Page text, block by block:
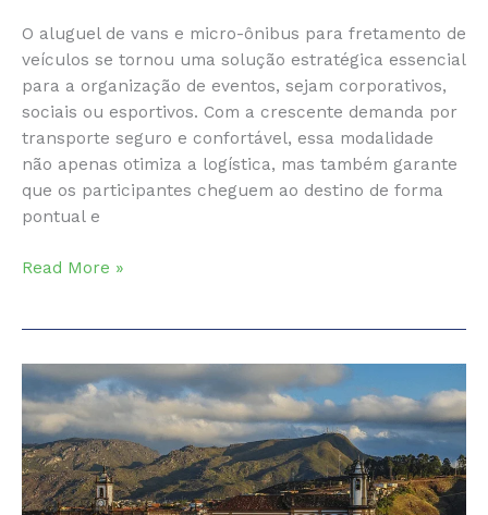
O aluguel de vans e micro-ônibus para fretamento de
veículos se tornou uma solução estratégica essencial
para a organização de eventos, sejam corporativos,
sociais ou esportivos. Com a crescente demanda por
transporte seguro e confortável, essa modalidade
não apenas otimiza a logística, mas também garante
que os participantes cheguem ao destino de forma
pontual e
Aluguel
Micro-
ônibus:
Fretamento
de
Veículos
para
Read More »